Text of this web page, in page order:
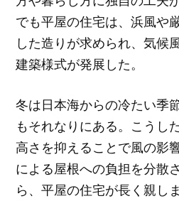
でも平屋の住宅は、浜風や
した造りが求められ、気候
建築様式が発展した。
冬は日本海からの冷たい季
もそれなりにある。こうし
高さを抑えることで風の影
による屋根への負担を分散
ら、平屋の住宅が長く親し